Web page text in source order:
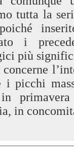
tutta la
i
più
concerne
i picchi
in